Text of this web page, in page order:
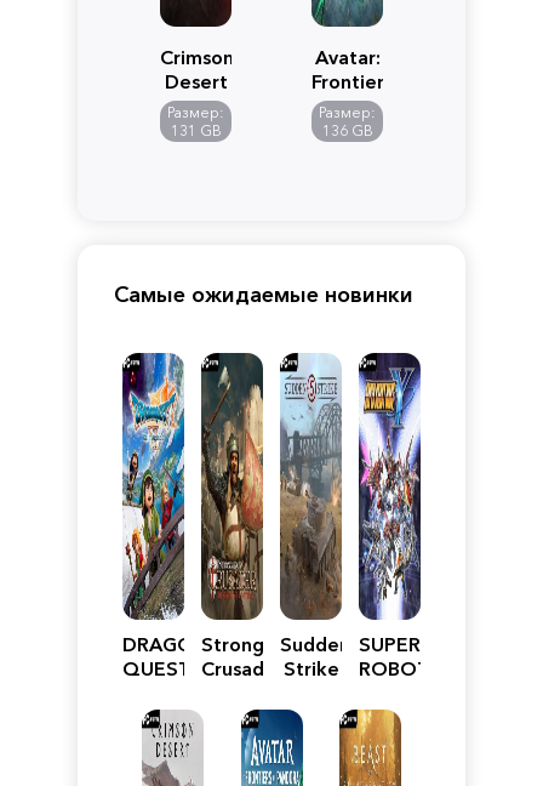
Crimson
Desert
Размер:
131 GB
Avatar:
Frontiers
of
Pandora
Размер:
136 GB
Самые ожидаемые новинки
DRAGON
QUEST
Reimagined
Stronghold
Crusader:
Edition
Sudden
Strike
SUPER
ROBOT
Y